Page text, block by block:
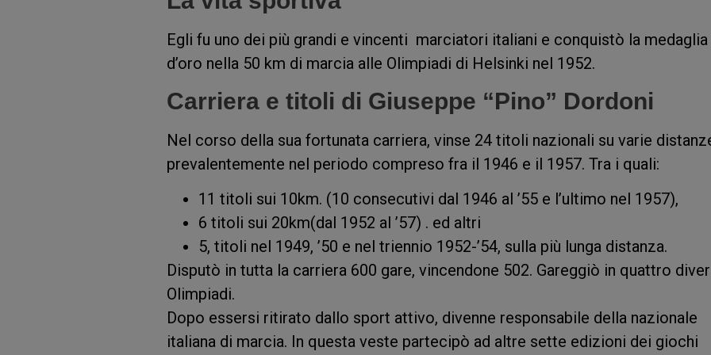
Egli fu uno dei più grandi e vincenti marciatori italiani e conquistò la medaglia
d’oro nella 50 km di marcia alle Olimpiadi di Helsinki nel 1952.
Carriera e titoli di Giuseppe “Pino” Dordoni
Nel corso della sua fortunata carriera, vinse 24 titoli nazionali su varie
prevalentemente nel periodo compreso fra il 1946 e il 1957. Tra i quali:
11 titoli sui 10km. (10 consecutivi dal 1946 al ’55 e l’ultimo nel 1957),
6 titoli sui 20km(dal 1952 al ’57) . ed altri
5, titoli nel 1949, ’50 e nel triennio 1952-’54, sulla più lunga distanza.
Disputò in tutta la carriera 600 gare, vincendone 502. Gareggiò in quattro
Olimpiadi.
Dopo essersi ritirato dallo sport attivo, divenne responsabile della nazionale
italiana di marcia. In questa veste partecipò ad altre sette edizioni dei giochi